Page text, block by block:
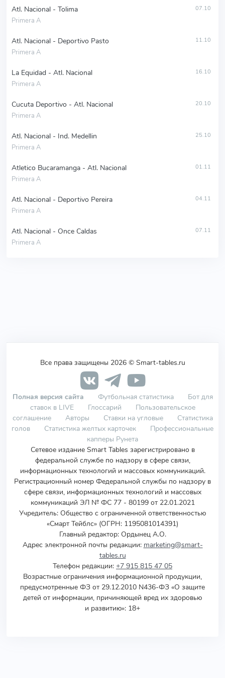
Atl. Nacional - Tolima
Primera A
07.10
Atl. Nacional - Deportivo Pasto
Primera A
11.10
La Equidad - Atl. Nacional
Primera A
16.10
Cucuta Deportivo - Atl. Nacional
Primera A
20.10
Atl. Nacional - Ind. Medellin
Primera A
25.10
Atletico Bucaramanga - Atl. Nacional
Primera A
01.11
Atl. Nacional - Deportivo Pereira
Primera A
04.11
Atl. Nacional - Once Caldas
Primera A
07.11
Все права защищены 2026 © Smart-tables.ru
Полная версия сайта Футбольная статистика
Бот для
ставок в LIVE
Глоссарий
Пользовательское
соглашение
Авторы Ставки на угловые
Статистика
голов
Статистика желтых карточек
Профессиональные
капперы Рунета
Сетевое издание Smart Tables зарегистрировано в
федеральной службе по надзору в сфере связи,
информационных технологий и массовых коммуникаций.
Регистрационный номер Федеральной службы по надзору в
сфере связи, информационных технологий и массовых
коммуникаций ЭЛ № ФС 77 - 80199 от 22.01.2021
Учредитель: Общество с ограниченной ответственностью
«Смарт Тейблс» (ОГРН: 1195081014391)
Главный редактор: Ордынец А.О.
Адрес электронной почты редакции: marketing@smart-
tables.ru
Телефон редакции: +7 915 815 47 05
Возрастные ограничения информационной продукции,
предусмотренные ФЗ от 29.12.2010 N436-ФЗ «О защите
детей от информации, причиняющей вред их здоровью
и развитию»: 18+